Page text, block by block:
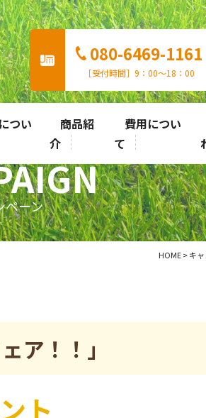
080-6469-1161
［受付時間］9：00〜18：00
つい
商品紹
介
費用につい
て
ペーン
HOME>キ
ア！！」
ト